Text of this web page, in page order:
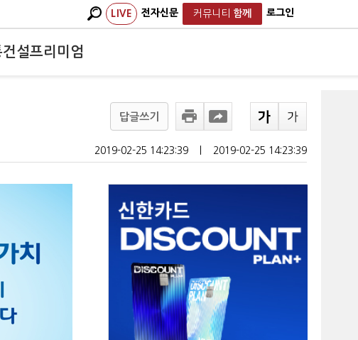
LIVE 전자신문 커뮤니티 함께 로그인
건설프리미엄
답글쓰기
2019-02-25 14:23:39 2019-02-25 14:23:39